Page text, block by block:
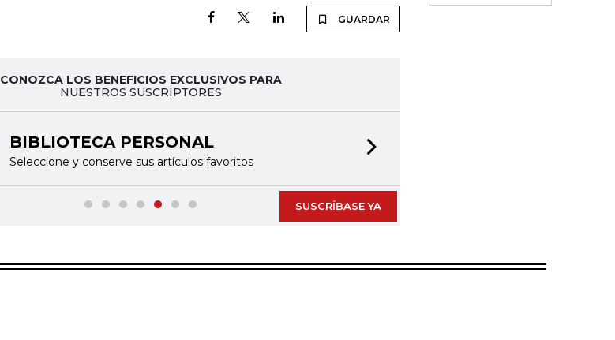
GUARDAR
CONOZCA LOS BENEFICIOS EXCLUSIVOS PARA
NUESTROS SUSCRIPTORES
BIBLIOTECA PERSONAL
Seleccione y conserve sus artículos favoritos
SUSCRÍBASE YA